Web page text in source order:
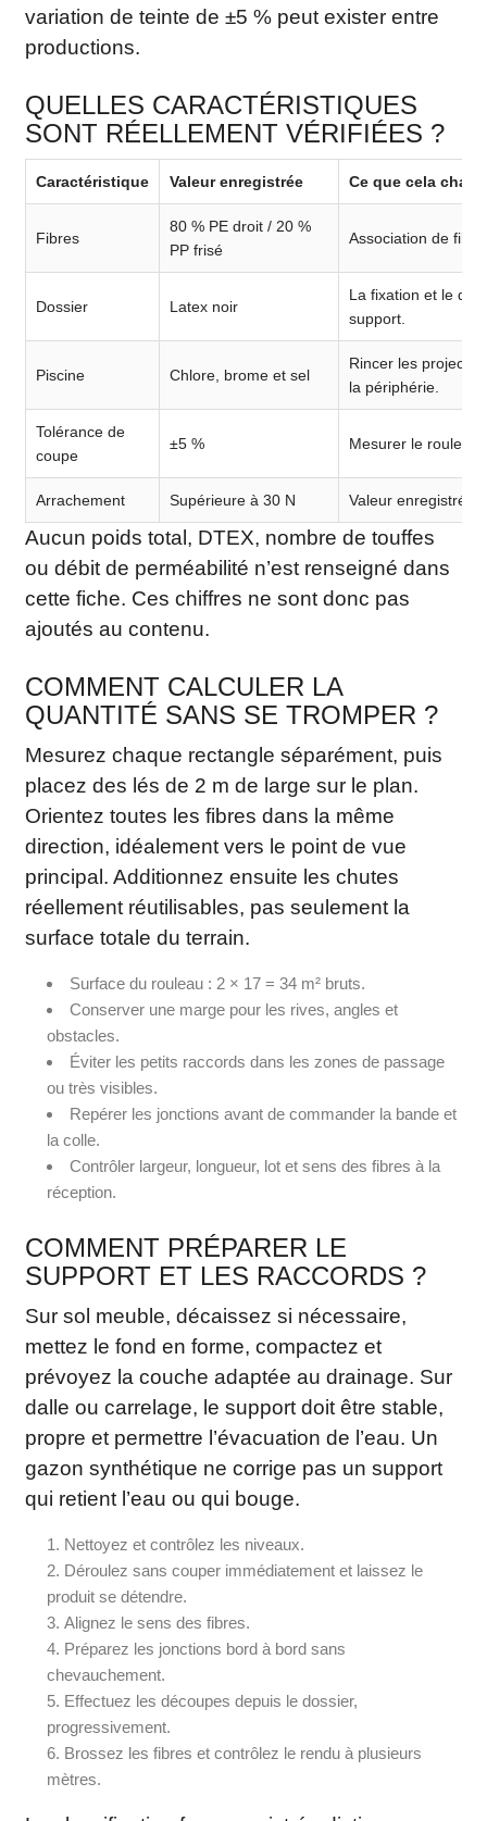
variation de teinte de ±5 % peut exister entre
productions.
QUELLES CARACTÉRISTIQUES
SONT RÉELLEMENT VÉRIFIÉES ?
Caractéristique Valeur enregistrée Ce que cela
Fibres
80 % PE droit / 20 %
PP frisé
Association de
Dossier Latex noir
La fixation et le
support.
Piscine Chlore, brome et sel
Rincer les
la périphérie.
Tolérance de
coupe
±5 % Mesurer le rouleau
Arrachement Supérieure à 30 N Valeur enregistrée
Aucun poids total, DTEX, nombre de touffes
ou débit de perméabilité n’est renseigné dans
cette fiche. Ces chiffres ne sont donc pas
ajoutés au contenu.
COMMENT CALCULER LA
QUANTITÉ SANS SE TROMPER ?
Mesurez chaque rectangle séparément, puis
placez des lés de 2 m de large sur le plan.
Orientez toutes les fibres dans la même
direction, idéalement vers le point de vue
principal. Additionnez ensuite les chutes
réellement réutilisables, pas seulement la
surface totale du terrain.
Surface du rouleau : 2 × 17 = 34 m² bruts.
Conserver une marge pour les rives, angles et
obstacles.
Éviter les petits raccords dans les zones de passage
ou très visibles.
Repérer les jonctions avant de commander la bande et
la colle.
Contrôler largeur, longueur, lot et sens des fibres à la
réception.
COMMENT PRÉPARER LE
SUPPORT ET LES RACCORDS ?
Sur sol meuble, décaissez si nécessaire,
mettez le fond en forme, compactez et
prévoyez la couche adaptée au drainage. Sur
dalle ou carrelage, le support doit être stable,
propre et permettre l’évacuation de l’eau. Un
gazon synthétique ne corrige pas un support
qui retient l’eau ou qui bouge.
Nettoyez et contrôlez les niveaux.
Déroulez sans couper immédiatement et laissez le
produit se détendre.
Alignez le sens des fibres.
Préparez les jonctions bord à bord sans
chevauchement.
Effectuez les découpes depuis le dossier,
progressivement.
Brossez les fibres et contrôlez le rendu à plusieurs
mètres.